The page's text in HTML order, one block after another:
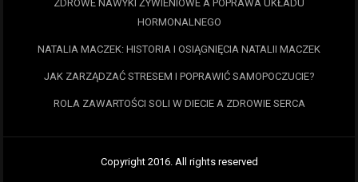
ZDROWE NAWYKI ŻYWIENIOWE A POPRAWA UKŁADU
HORMONALNEGO
NATALIA MACZEK: HISTORIA I OSIĄGNIĘCIA NATALII MACZEK
JAK ZARZĄDZAĆ STRESEM I POPRAWIĆ SAMOPOCZUCIE?
ROLA ZAWARTOŚCI SOLI W DIECIE A ZDROWIE SERCA
Copyright 2016. All rights reserved